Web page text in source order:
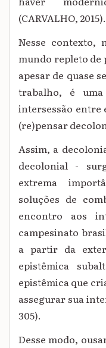
(CARVALHO, 2015).
Nesse contexto,
mundo repleto de
apesar de quase
trabalho, é uma
intersessão entre
(re)pensar
Assim, a
decolonial -
extrema
soluções de
encontro aos
campesinato
a partir da
epistêmica
epistêmica que
assegurar sua
305).
Desse modo,